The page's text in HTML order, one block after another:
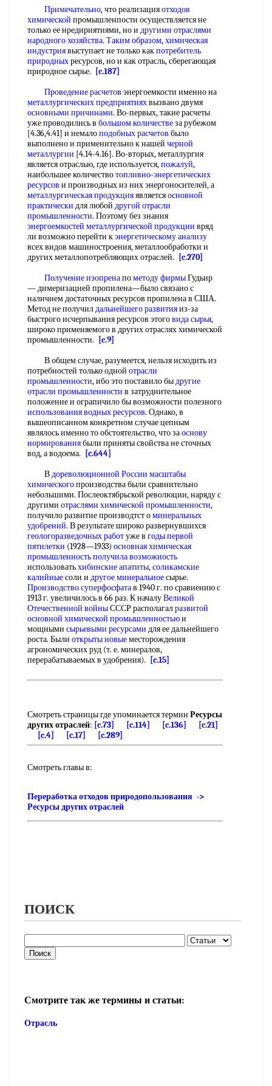
Примечательно, что реализацияотходов
химической промышленпости осуществляется не
только ее нредириятиями, но и другими отраслями
народного хозяйства. Таким образом,химическая
индустриявыступает не только какпотребитель
природныхресурсов, но и как отрасль, сберегающая
природное сырье.
[c.187]
Проведение расчетов энергоемкости именно на
металлургических предприятияхвызвано двумя
основными причинами. Во-первых, такие расчеты
уже проводились в большом количествеза рубежом
[4.36,4.41] и немалоподобных расчетов было
выполнено и применительно к нашей черной
металлургии [4.14-4.16]. Во-вторых, металлургия
является отраслью, где используется,пожалуй,
наибольшее количествотопливно-энергетических
ресурсов и производных из них энергоносителей, а
металлургическая продукцияявляетсяосновной
практически для любой другой отрасли
промышленности. Поэтому без знания
энергоемкостей металлургической продукции вряд
ли возможно перейти кэнергетическому анализу
всех видов машиностроения, металлообработки и
других металлопотребляющих отраслей.
[c.270]
Получение изопренапометоду фирмыГудьир
— димеризацией пропилена—было связано с
наличием достаточных ресурсов пропилена в США.
Метод не получилдальнейшего развитияиз-за
быстрого исчерпывания ресурсов этоговида сырья,
широко применяемого в других отраслях химической
промышленности.
[c.9]
В общем случае, разумеется, нельзя исходить из
потребностей только одной отрасли
промышленности, ибо это поставило быдругие
отрасли промышленности в затруднительное
положение и ограпичило бы возможности полезного
использования водных ресурсов. Однако, в
вышеописанном конкретном случае цепным
являлось именно то обстоятельство, что заоснову
нормированиябыли приняты свойства не сточных
вод, а водоема.
[c.644]
Вдореволюционной России масштабы
химическогопроизводства были сравнительно
небольшими. Послеоктябрьской революции, наряду с
другими отраслями химической промышленности,
получило развитие производтст оминеральных
удобрений. В результате широко развернувшихся
геологоразведочных работуже в годы первой
пятилетки (1928—1933) основная химическая
промышленностьполучила возможность
использоватьхибинские апатиты,соликамские
калийныесоли и другое минеральноесырье.
Производство суперфосфатав 1940 г. по сравнению с
1913 г. увеличилось в 66 раз. К началуВеликой
Отечественной войныСССР располагалразвитой
основной химической промышленностьюи
мощными сырьевыми ресурсами для ее дальнейшего
роста. Были открыты новыеместорождения
агрономических руд (т. е. минералов,
перерабатываемых в удобрения).
[c.15]
Смотреть страницы где упоминается термин Ресурсы
других отраслей: [c.73] [c.114] [c.136]
[c.21]
[c.4]
[c.17] [c.289]
Смотреть главы в:
Переработка отходов природопользования ->
Ресурсы других отраслей
ПОИСК
Смотрите так же термины и статьи:
Отрасль